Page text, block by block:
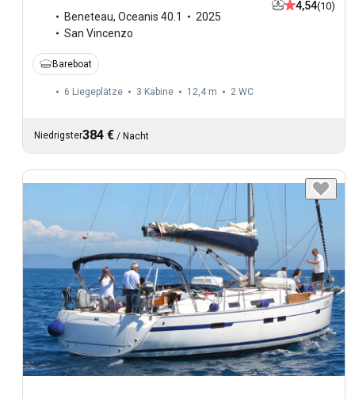
Beneteau, Oceanis 40.1
2025
San Vincenzo
4,54(10)
Bareboat
6 Liegeplätze 3 Kabine 12,4 m 2 WC
Niedrigster384 € / Nacht